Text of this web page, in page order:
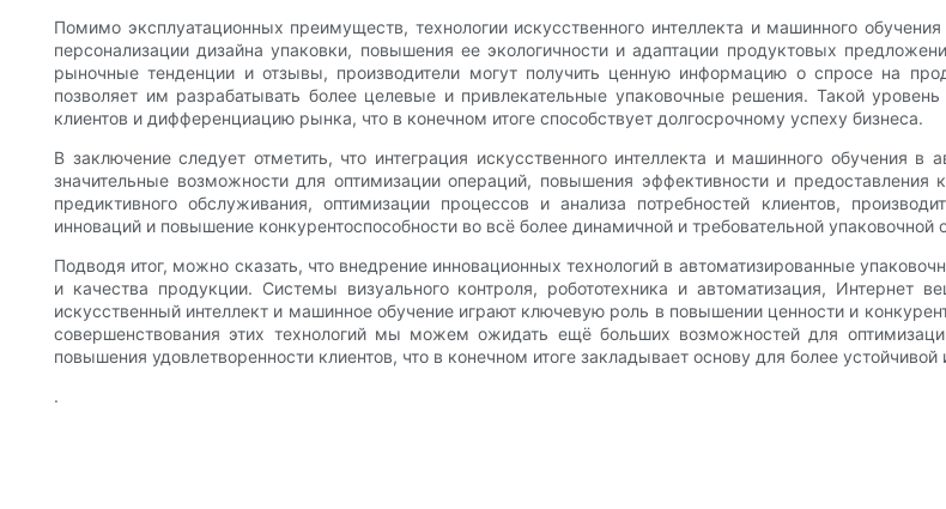
Помимо эксплуатационных преимуществ, технологии искусственного интеллекта и машинного
персонализации дизайна упаковки, повышения ее экологичности и адаптации продуктовых
рыночные тенденции и отзывы, производители могут получить ценную информацию о спросе на
позволяет им разрабатывать более целевые и привлекательные упаковочные решения. Такой
клиентов и дифференциацию рынка, что в конечном итоге способствует долгосрочному успеху бизнеса.
В заключение следует отметить, что интеграция искусственного интеллекта и машинного обучения
значительные возможности для оптимизации операций, повышения эффективности и
предиктивного обслуживания, оптимизации процессов и анализа потребностей клиентов,
инноваций и повышение конкурентоспособности во всё более динамичной и требовательной упаковочной
Подводя итог, можно сказать, что внедрение инновационных технологий в автоматизированные
и качества продукции. Системы визуального контроля, робототехника и автоматизация,
искусственный интеллект и машинное обучение играют ключевую роль в повышении ценности и
совершенствования этих технологий мы можем ожидать ещё больших возможностей для
повышения удовлетворенности клиентов, что в конечном итоге закладывает основу для более устойчивой
.